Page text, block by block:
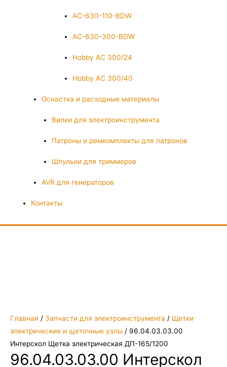
AC-630-110-BDW
AC-630-300-BDW
Hobby AC 300/24
Hobby AC 300/40
Оснастка и расходные материалы
Вилки для электроинструмента
Патроны и ремкомплекты для патронов
Шпульки для триммеров
AVR для генераторов
Контакты
Главная / Запчасти для электроинструмента / Щетки
электрические и щеточные узлы / 96.04.03.03.00
Интерскол Щетка электрическая ДП-165/1200
96.04.03.03.00 Интерскол